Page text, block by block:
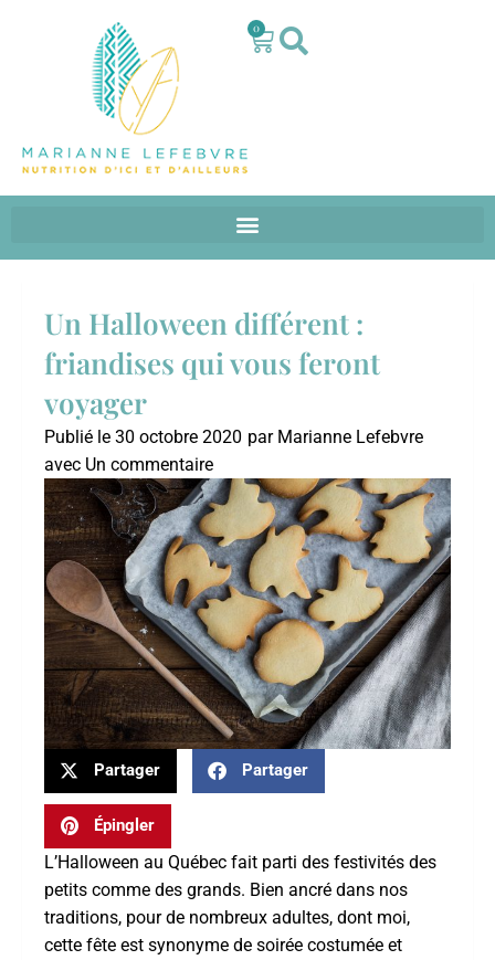
0
Un Halloween différent :
friandises qui vous feront
voyager
Publié le 30 octobre 2020 par Marianne Lefebvre
avec Un commentaire
Partager Partager
Épingler
L’Halloween au Québec fait parti des festivités des
petits comme des grands. Bien ancré dans nos
traditions, pour de nombreux adultes, dont moi,
cette fête est synonyme de soirée costumée et